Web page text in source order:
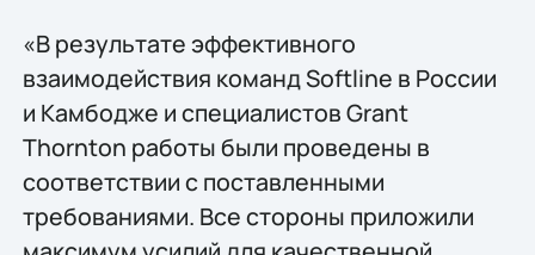
«В результате эффективного
взаимодействия команд Softline в России
и Камбодже и специалистов Grant
Thornton работы были проведены в
соответствии с поставленными
требованиями. Все стороны приложили